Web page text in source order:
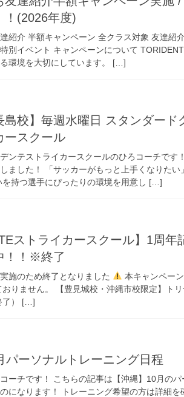
！(2026年度)
紹介 半額キャンペーン 全クラス対象 友達紹
別イベント キャンペーンについて
環境を大切にしています。 […]
島校】毎週水曜日 スタンダー
ースクール
ンテストライカースクールのひろコーチです
ました！ 「サッカーがもっと上手くなりたい
を持つ選手にぴったりの環境を用意し […]
ストライカースクール】1周年
！！※終了
施のため終了となりました
本キャンペー
おりません。 【豊見城校・沖縄市校限定】ト
了） […]
パーソナルトレーニング日程
ーチです！ こちらの記事は【沖縄】10月の
になります！ トレーニング希望の方は詳細を